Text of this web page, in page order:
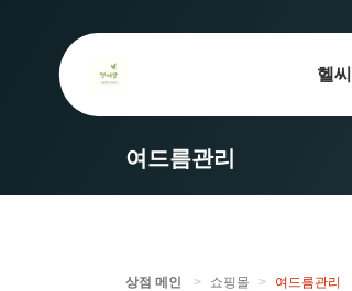
헬
여드름관리
상점 메인 쇼핑몰 여드름관리